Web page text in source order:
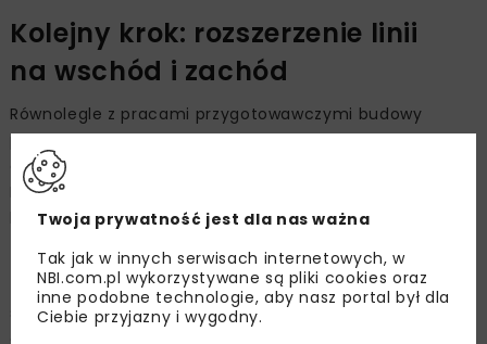
Kolejny krok: rozszerzenie linii
na wschód i zachód
Równolegle z pracami przygotowawczymi budowy
pierwszego odcinka prowadzone będą działania
dotyczące przedłużenia linii na wschód i zachód.
Rozpoczną się w 2025 r. Koszt realizacji jednego
kilometra trasy na dziś wyceniany jest na około 0,5 mld
- O ile w przypadku odcinka centralnego chcemy skupić
się wyłącznie na finansowaniu ze środków publicznych,
Twoja prywatność jest dla nas ważna
Tak jak w innych serwisach internetowych, w
NBI.com.pl wykorzystywane są pliki cookies oraz
inne podobne technologie, aby nasz portal był dla
Ciebie przyjazny i wygodny.